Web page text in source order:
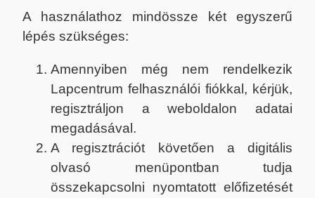
A használathoz mindössze két egyszerű
lépés szükséges:
Amennyiben még nem rendelkezik
Lapcentrum felhasználói fiókkal, kérjük,
regisztráljon a weboldalon adatai
megadásával.
A regisztrációt követően a digitális
olvasó menüpontban tudja
összekapcsolni nyomtatott előfizetését